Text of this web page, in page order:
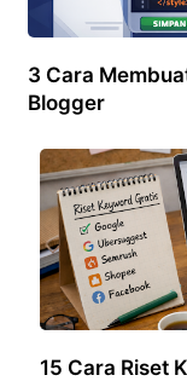
3 Cara
Blogger
15 Cara Riset